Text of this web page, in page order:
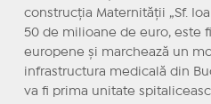
construcția Maternității „Sf.
50 de milioane de euro, este
europene și marchează un
infrastructura medicală din
va fi prima unitate